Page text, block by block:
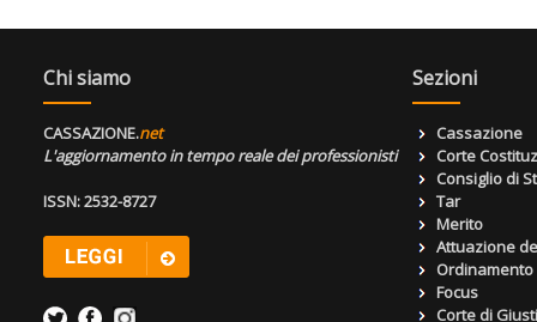
Chi siamo
CASSAZIONE.net
L'aggiornamento in tempo reale dei professionisti
ISSN: 2532-8727
Sezioni
Cassazione
Corte
Consiglio di
Tar
Merito
Attuazione
Focus
Corte di